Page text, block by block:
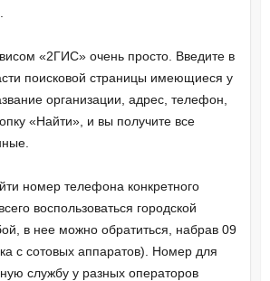
«2ГИС» очень просто. Введите в
поисковой страницы имеющиеся у
организации, адрес, телефон,
«Найти», и вы получите все
номер телефона конкретного
воспользоваться городской
в нее можно обратиться, набрав 09
с сотовых аппаратов). Номер для
службу у разных операторов